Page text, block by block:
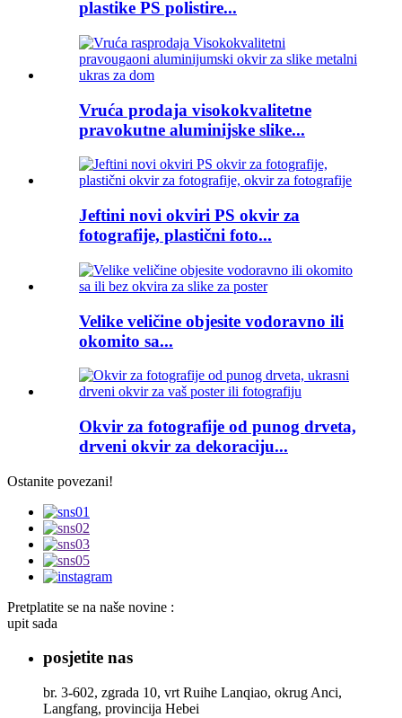
plastike PS polistire...
Vruća prodaja visokokvalitetne
pravokutne aluminijske slike...
Jeftini novi okviri PS okvir za
fotografije, plastični foto...
Velike veličine objesite vodoravno ili
okomito sa...
Okvir za fotografije od punog drveta,
drveni okvir za dekoraciju...
Ostanite povezani!
Pretplatite se na naše novine :
upit sada
posjetite nas
br. 3-602, zgrada 10, vrt Ruihe Lanqiao, okrug Anci,
Langfang, provincija Hebei